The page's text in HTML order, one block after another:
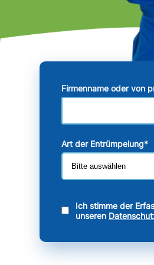
Firmenname oder von
Art der Entrümpelung*
Ich stimme der
unseren